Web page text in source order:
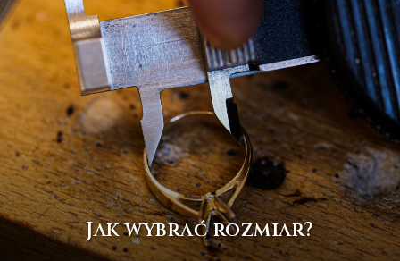
Jak wybrać rozmiar?